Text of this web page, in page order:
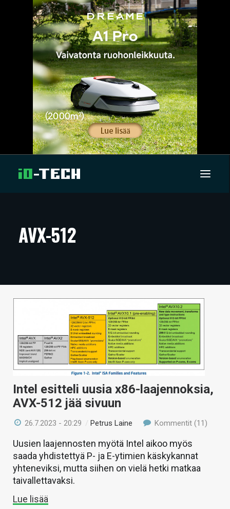
ARTIKKELIT
TECHBBS
KAUPPA
VAIHDA TEEMA
HAKU
AVX-512
Intel esitteli uusia x86-laajennoksia,
AVX-512 jää sivuun
26.7.2023 - 20:29 /Petrus Laine Kommentit (11)
Uusien laajennosten myötä Intel aikoo myös
saada yhdistettyä P- ja E-ytimien käskykannat
yhteneviksi, mutta siihen on vielä hetki matkaa
taivallettavaksi.
Lue lisää